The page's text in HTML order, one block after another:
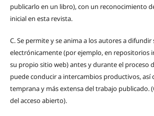
publicarlo en un libro), con un reconocimiento
inicial en esta revista.
C.Se permite y se anima a los autores a
electrónicamente (por ejemplo, en repositorios
su propio sitio web) antes y durante el proceso
puede conducir a intercambios productivos, así
temprana y más extensa del trabajo publicado.
del acceso abierto).